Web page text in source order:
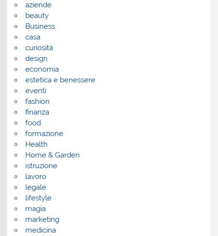
aziende
beauty
Business
casa
curiosità
design
economia
estetica e benessere
eventi
fashion
finanza
food
formazione
Health
Home & Garden
istruzione
lavoro
legale
lifestyle
magia
marketing
medicina